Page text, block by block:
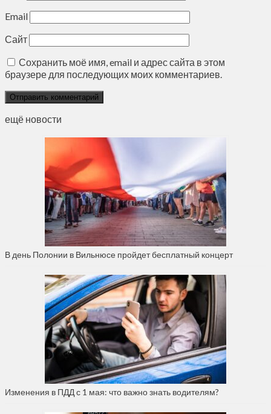
Email
Сайт
Сохранить моё имя, email и адрес сайта в этом
браузере для последующих моих комментариев.
ещё новости
В день Полонии в Вильнюсе пройдет бесплатный концерт
Изменения в ПДД с 1 мая: что важно знать водителям?